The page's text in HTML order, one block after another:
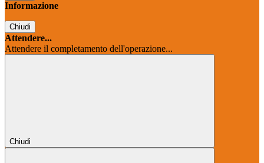
Informazione
Chiudi
Attendere...
Attendere il completamento dell'operazione...
Chiudi